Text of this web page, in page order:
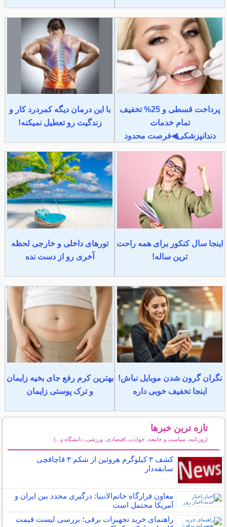
پرداخت قسطی و 25% تخفیف
تمام خدمات
دندانپزشکی◀فرصت محدود
با این درمان دیگه کمردرد کار و
زندگیت رو تعطیل نمیکنه!
اینجا سال کنکور برای همه راحت
ترین ساله!
تورهای داخلی و خارجی لحظه
آخری رو از دست نده
نگران گرون شدن موبایل نباش!
اینجا تخفیف خوبی داره
بهترین کرم رفع جای بخیه زایمان
و ترک پوستی زایمان
تازه ترین خبرها
(روزنامه، سیاست و جامعه، حوادث، اقتصادی، ورزشی، دانشگاه و...)
کشف ۳ کیلوگرم هروئین از شکم ۳ قاچاقچی
سابقه‌دار
معاون قرارگاه خاتم‌الانبیا: درگیری مجدد بین ایران و
آمریکا محتمل است
راهنمای خرید تجهیزات برقی؛ بررسی لیست قیمت